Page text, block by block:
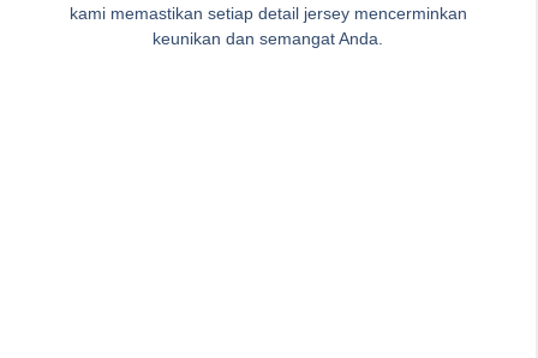
kami memastikan setiap detail jersey mencerminkan
keunikan dan semangat Anda.